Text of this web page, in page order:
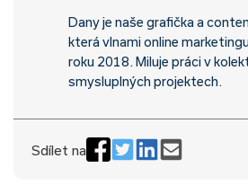
Dany je naše grafička a
která vlnami online
roku 2018. Miluje práci v
smysluplných projektech.
Sdílet na